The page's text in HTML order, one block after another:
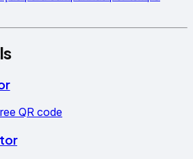
QR code